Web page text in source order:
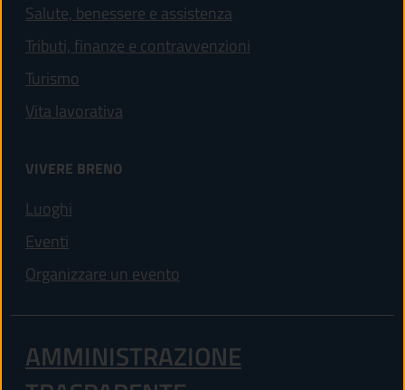
Salute, benessere e assistenza
Tributi, finanze e contravvenzioni
Turismo
Vita lavorativa
VIVERE BRENO
Luoghi
Eventi
Organizzare un evento
AMMINISTRAZIONE